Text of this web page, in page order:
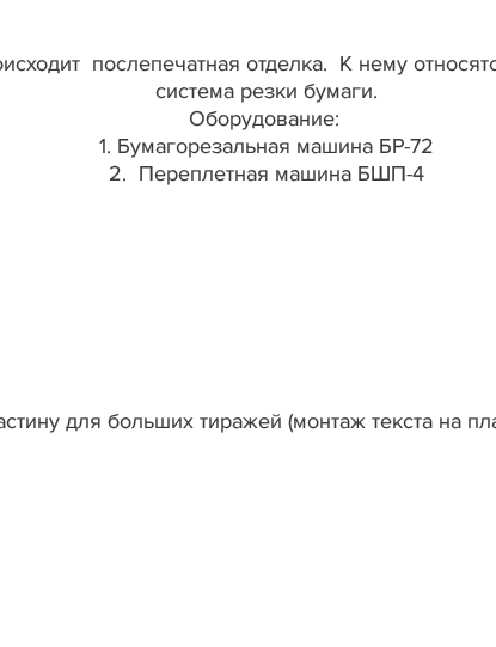
послепечатная отделка. К нему
система резки бумаги.
Оборудование:
1. Бумагорезальная машина БР-72
2. Переплетная машина БШП-4
для больших тиражей (монтаж текста на